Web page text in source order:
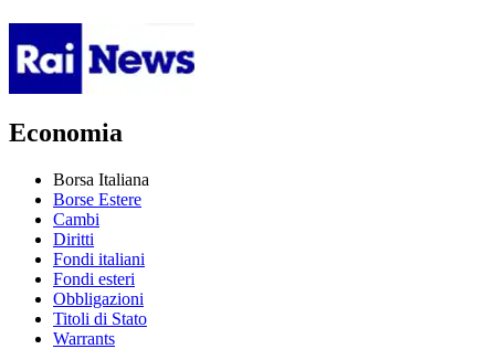
Economia
Borsa Italiana
Borse Estere
Cambi
Diritti
Fondi italiani
Fondi esteri
Obbligazioni
Titoli di Stato
Warrants